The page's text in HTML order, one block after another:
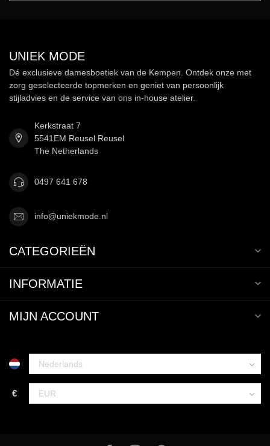
UNIEK MODE
Dé exclusieve damesboetiek van de Kempen. Ontdek onze met
zorg geselecteerde topmerken en geniet van persoonlijk
stijladvies en de service van ons in-house atelier.
Kerkstraat 7
5541EM Reusel Reusel
The Netherlands
0497 641 678
info@uniekmode.nl
CATEGORIEËN
INFORMATIE
MIJN ACCOUNT
€